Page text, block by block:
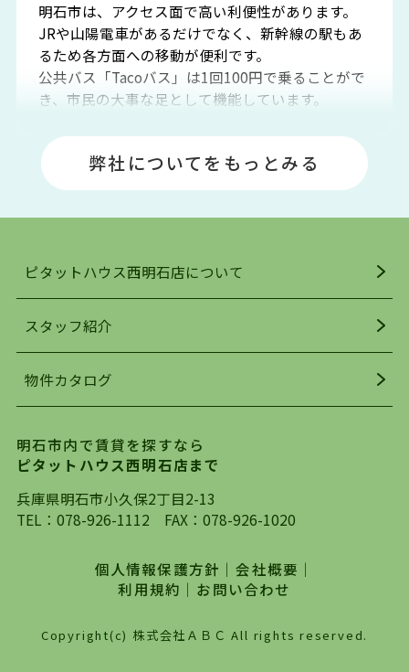
明石市は、アクセス面で高い利便性があります。
JRや山陽電車があるだけでなく、新幹線の駅もあ
るため各方面への移動が便利です。
公共バス「Tacoバス」は1回100円で乗ることがで
き、市民の大事な足として機能しています。
場や釣りスポットが多くあります。JR「大久保
駅」周辺には、ビブレ・イオンをはじめとした買
い物施設も多くあり、買い物にも困りません。
明石駅・西明石駅を中心に、明石市・神戸市西区
でお部屋探している方は、ぜひ当ＨＰにて物件を
お探しになってください。弊社は、スタッフの平
を行っており地域最大級の情報取扱量を誇ってお
ります。店頭で限られた物件をご紹介する、従来
自身でインターネットを利用し、理想のお部屋を
探していただき、選択していただいた物件情報に
対して、専門知識を持ったスタッフがサポートさ
せていただくスタイルを心がけております。私た
は、一度だけでは終わらない、お客様との末長い
お付き合いです。初めての一人暮らしから、就
職・ご結婚・売買物件の購入、などなど一生涯に
わたる、良きアドバイザーとして、地域に密着し
た営業スタイルで様々なお役立ちができればと強
弊社についてをもっとみる
ピタットハウス西明石店について
スタッフ紹介
物件カタログ
明石市内で賃貸を探すなら
ピタットハウス西明石店まで
兵庫県明石市小久保2丁目2-13
TEL： 078-926-1112 FAX：078-926-1020
個人情報保護方針 ｜会社概要 ｜
利用規約 ｜ お問い合わせ
Copyright(c) 株式会社ＡＢＣ All rights reserved.